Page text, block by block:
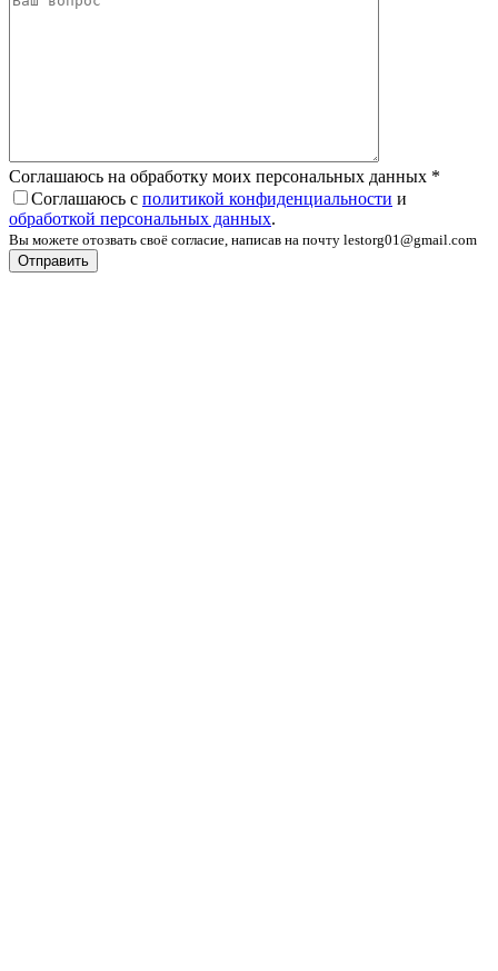
Соглашаюсь на обработку моих персональных данных *
Соглашаюсь с политикой конфиденциальности и
обработкой персональных данных.
Вы можете отозвать своё согласие, написав на почту lestorg01@gmail.com